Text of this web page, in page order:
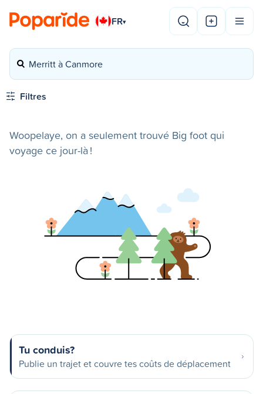
FR▾
Merritt à Canmore
Filtres
Woopelaye, on a seulement trouvé Big foot qui
voyage ce jour-là !
Tu conduis?
Publie un trajet et couvre tes coûts de déplacement